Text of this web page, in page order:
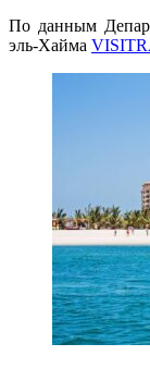
По данным
эль-Хайма